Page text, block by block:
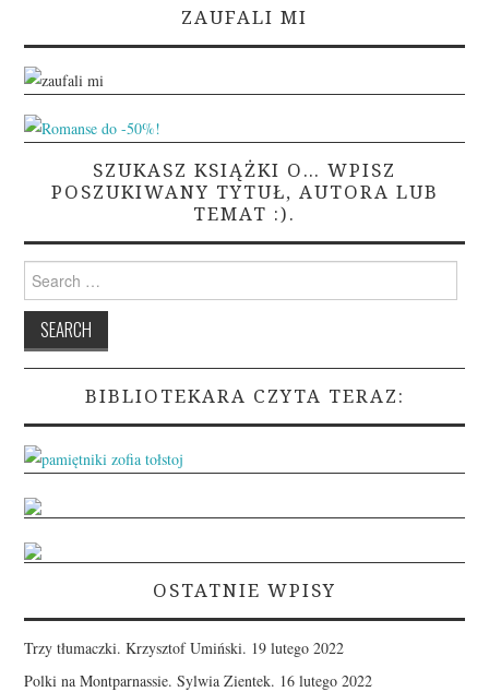
ZAUFALI MI
SZUKASZ KSIĄŻKI O… WPISZ
POSZUKIWANY TYTUŁ, AUTORA LUB
TEMAT :).
for:
BIBLIOTEKARA CZYTA TERAZ:
OSTATNIE WPISY
Trzy tłumaczki. Krzysztof Umiński. 19 lutego 2022
Polki na Montparnassie. Sylwia Zientek. 16 lutego 2022